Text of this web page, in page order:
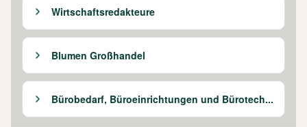
Wirtschaftsredakteure
Blumen Großhandel
Bürobedarf, Büroeinrichtungen und Bürotech...